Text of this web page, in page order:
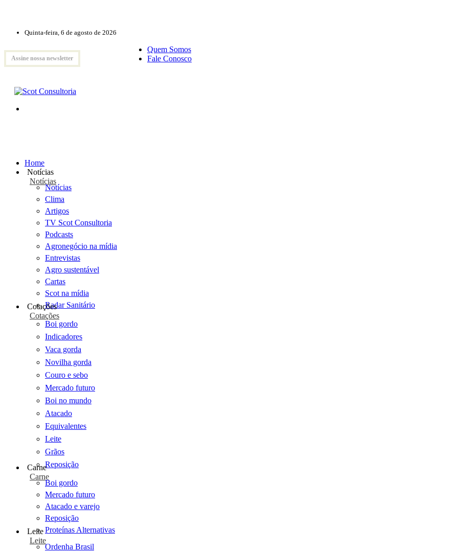
Quinta-feira, 6 de agosto de 2026
Assine nossa newsletter
Quem Somos
Fale Conosco
Home
Notícias
Notícias
Notícias
Clima
Artigos
TV Scot Consultoria
Podcasts
Agronegócio na mídia
Entrevistas
Agro sustentável
Cartas
Scot na mídia
Radar Sanitário
Cotações
Cotações
Boi gordo
Indicadores
Vaca gorda
Novilha gorda
Couro e sebo
Mercado futuro
Boi no mundo
Atacado
Equivalentes
Leite
Grãos
Reposição
Carne
Carne
Boi gordo
Mercado futuro
Atacado e varejo
Reposição
Proteínas Alternativas
Leite
Leite
Ordenha Brasil